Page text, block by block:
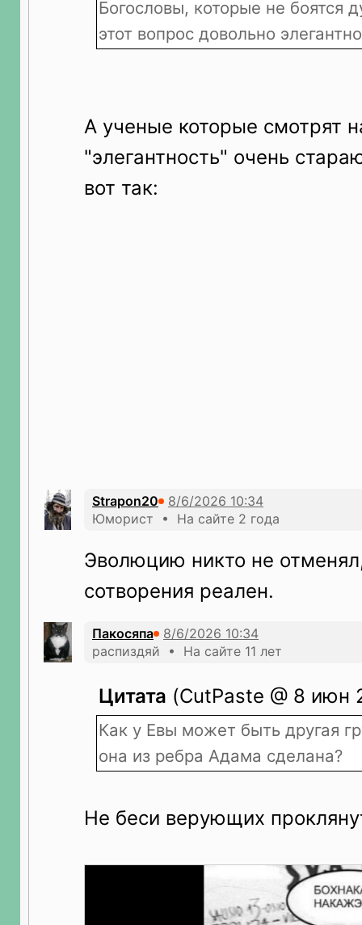
Богословы, которые не боятся
этот вопрос довольно
А ученые которые смотрят
"элегантность" очень
вот так:
Strapon20
Юморист • На сайте 2 года
Эволюцию никто не
сотворения реален.
Пакосяпа
распиздяй • На сайте 11 лет
Цитата (CutPaste @ 8 июн
Как у Евы может быть другая
она из ребра Адама сделана?
Не беси верующих